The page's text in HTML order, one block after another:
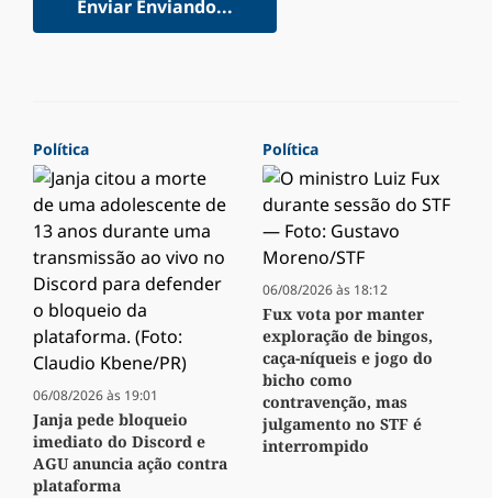
Enviar Enviando...
Política
06/08/2026 às 19:01
Janja pede bloqueio
imediato do Discord e
AGU anuncia ação contra
plataforma
Política
06/08/2026 às 18:12
Fux vota por manter
exploração de bingos,
caça-níqueis e jogo do
bicho como
contravenção, mas
julgamento no STF é
interrompido